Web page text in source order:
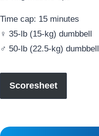
Time cap: 15 minutes
♀ 35-lb (15-kg) dumbbell
♂ 50-lb (22.5-kg) dumbbell
Scoresheet